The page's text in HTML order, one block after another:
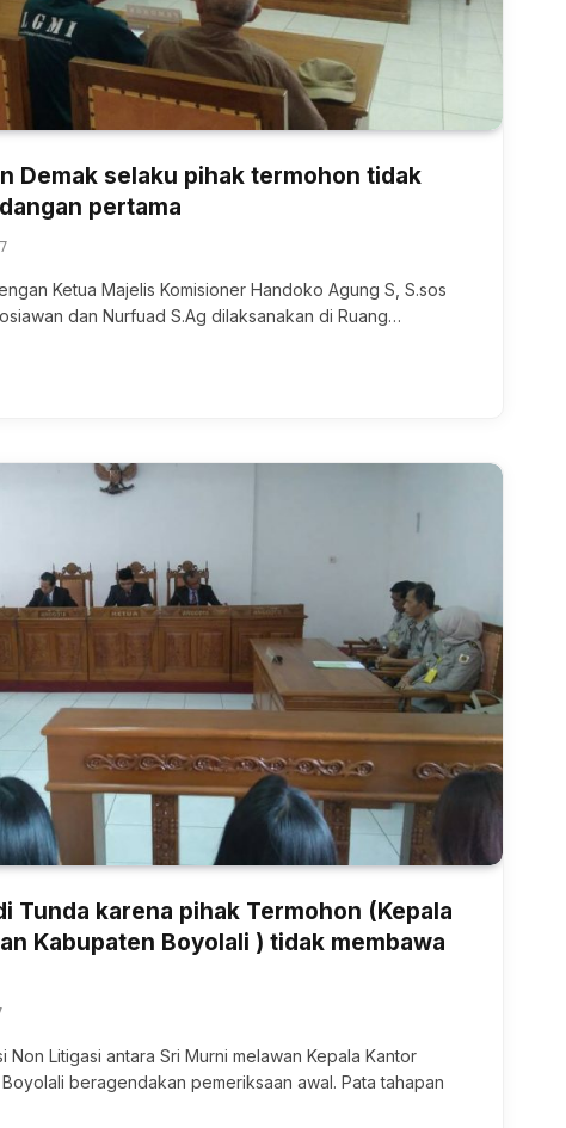
Demak selaku pihak termohon tidak
pertama
Ketua Majelis Komisioner Handoko Agung S, S.sos
dan Nurfuad S.Ag dilaksanakan di Ruang…
Tunda karena pihak Termohon (Kepala
Kabupaten Boyolali ) tidak membawa
Non Litigasi antara Sri Murni melawan Kepala Kantor
beragendakan pemeriksaan awal. Pata tahapan